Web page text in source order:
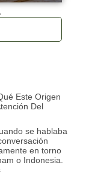
Este Origen
Del
se hablaba
en torno
o Indonesia.